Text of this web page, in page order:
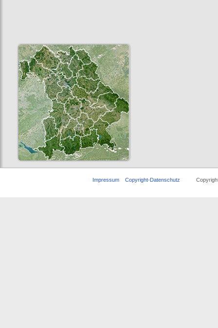
Impressum Copyright-Datenschutz Copyright